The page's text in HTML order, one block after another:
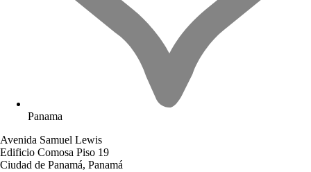
Panama
Avenida Samuel Lewis
Edificio Comosa Piso 19
Ciudad de Panamá, Panamá